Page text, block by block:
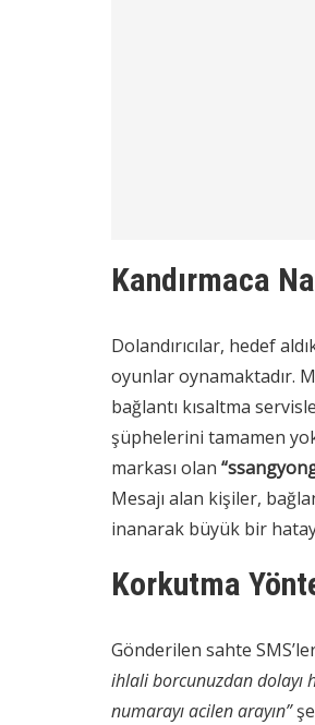
Kandırmaca
Dolandırıcılar, hedef
oyunlar oynamaktadır.
bağlantı kısaltma
şüphelerini tamamen
markası olan
Mesajı alan kişiler,
inanarak büyük bir
Korkutma
Gönderilen sahte
ihlali borcunuzdan dolayı
numarayı acilen arayın”